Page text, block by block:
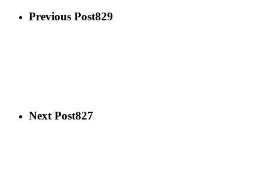
Previous Post829
Next Post827